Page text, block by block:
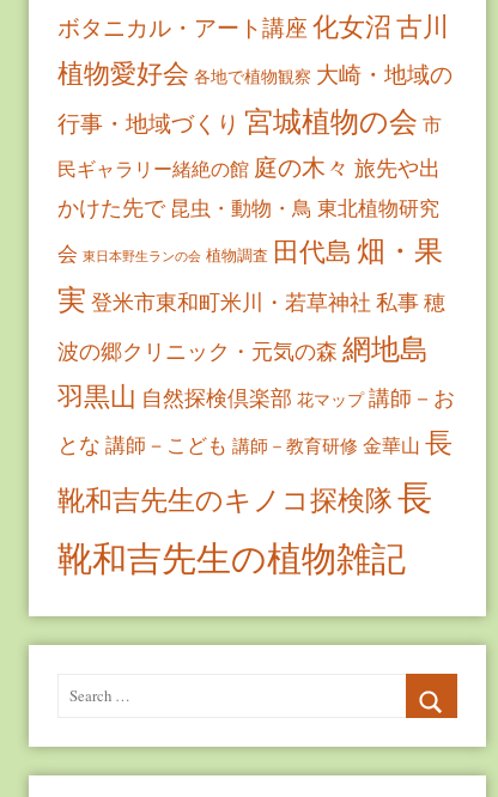
ボタニカル・アート講座 化女沼古川
植物愛好会 各地で植物観察 大崎・地域の
行事・地域づくり 宮城植物の会 市
民ギャラリー緒絶の館 庭の木々 旅先や出
かけた先で 昆虫・動物・鳥 東北植物研究
会 東日本野生ランの会 植物調査 田代島 畑・果
実 登米市東和町米川・若草神社 私事穂
波の郷クリニック・元気の森 網地島
羽黒山 自然探検倶楽部 花マップ 講師－お
とな 講師－こども 講師－教育研修 金華山 長
靴和吉先生のキノコ探検隊長
靴和吉先生の植物雑記
Search